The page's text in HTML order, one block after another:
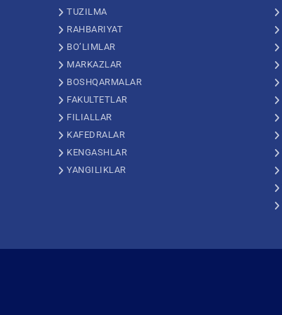
TUZILMA
RAHBARIYAT
BO’LIMLAR
MARKAZLAR
BOSHQARMALAR
FAKULTETLAR
FILIALLAR
KAFEDRALAR
KENGASHLAR
YANGILIKLAR